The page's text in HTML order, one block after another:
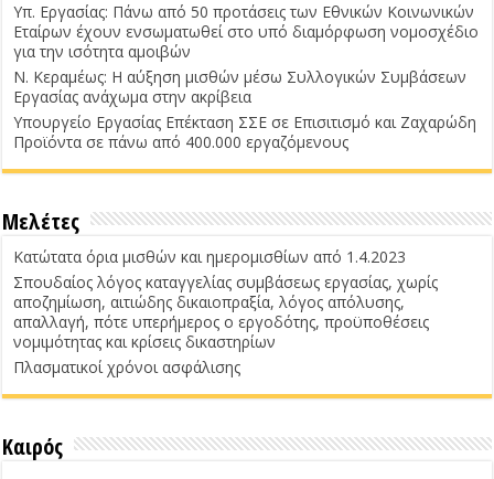
Υπ. Εργασίας: Πάνω από 50 προτάσεις των Εθνικών Κοινωνικών
Εταίρων έχουν ενσωματωθεί στο υπό διαμόρφωση νομοσχέδιο
για την ισότητα αμοιβών
Ν. Κεραμέως: Η αύξηση μισθών μέσω Συλλογικών Συμβάσεων
Εργασίας ανάχωμα στην ακρίβεια
Υπουργείο Εργασίας Επέκταση ΣΣΕ σε Επισιτισμό και Ζαχαρώδη
Προϊόντα σε πάνω από 400.000 εργαζόμενους
Μελέτες
Κατώτατα όρια μισθών και ημερομισθίων από 1.4.2023
Σπουδαίος λόγος καταγγελίας συμβάσεως εργασίας, χωρίς
αποζημίωση, αιτιώδης δικαιοπραξία, λόγος απόλυσης,
απαλλαγή, πότε υπερήμερος ο εργοδότης, προϋποθέσεις
νομιμότητας και κρίσεις δικαστηρίων
Πλασματικοί χρόνοι ασφάλισης
Καιρός